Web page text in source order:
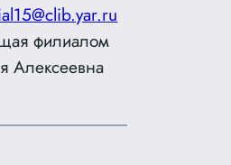
филиалом
Алексеевна